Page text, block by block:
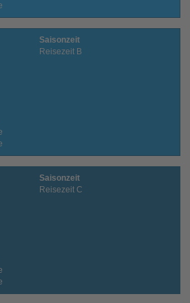
Saisonzeit
Reisezeit B
Saisonzeit
Reisezeit C